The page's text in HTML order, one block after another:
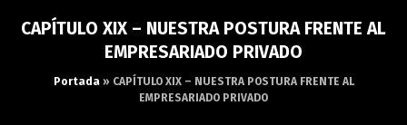
CAPÍTULO XIX – NUESTRA POSTURA FRENTE AL
EMPRESARIADO PRIVADO
Portada» CAPÍTULO XIX – NUESTRA POSTURA FRENTE AL
EMPRESARIADO PRIVADO